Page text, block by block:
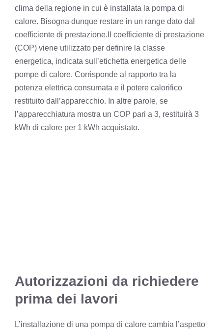
clima della regione in cui è installata la pompa di
calore. Bisogna dunque restare in un range dato dal
coefficiente di prestazione. ll coefficiente di prestazione
(COP) viene utilizzato per definire la classe
energetica, indicata sull’etichetta energetica delle
pompe di calore. Corrisponde al rapporto tra la
potenza elettrica consumata e il potere calorifico
restituito dall’apparecchio. In altre parole, se
l’apparecchiatura mostra un COP pari a 3, restituirà 3
kWh di calore per 1 kWh acquistato.
Autorizzazioni da richiedere
prima dei lavori
L’installazione di una pompa di calore cambia l’aspetto